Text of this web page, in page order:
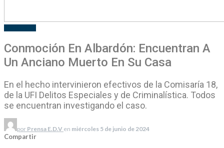
Conmoción En Albardón: Encuentran A
Un Anciano Muerto En Su Casa
En el hecho intervinieron efectivos de la Comisaría 18,
de la UFI Delitos Especiales y de Criminalística. Todos
se encuentran investigando el caso.
por Prensa E.D.V en miércoles 5 de junio de 2024
Compartir